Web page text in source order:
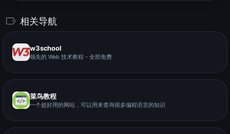
相关导航
w3school
领先的 Web 技术教程 - 全部免费
菜鸟教程
一个超好用的网站，可以用来查询很多编程语言的知识